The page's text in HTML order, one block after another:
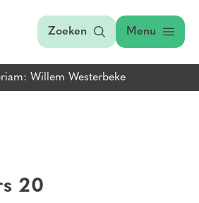
Zoeken Menu
Willem Westerbeke
20